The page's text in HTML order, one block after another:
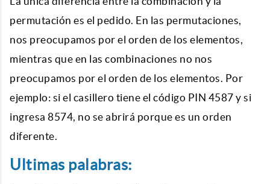
permutación es el pedido. En las permutaciones,
nos preocupamos por el orden de los elementos,
mientras que en las combinaciones no nos
preocupamos por el orden de los elementos. Por
ejemplo: si el casillero tiene el código PIN 4587 y si
ingresa 8574, no se abrirá porque es un orden
diferente.
Ultimas palabras: